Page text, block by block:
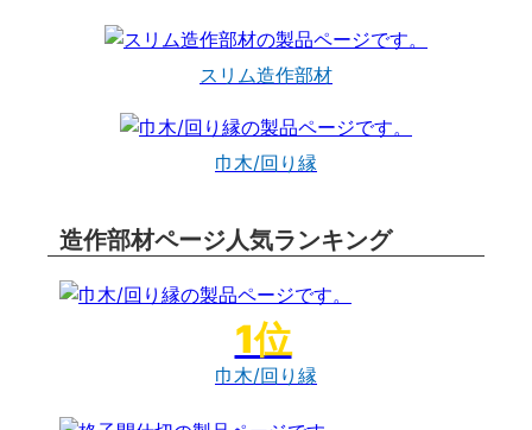
スリム造作部材
巾木/回り縁
造作部材ページ人気ランキング
巾木/回り縁